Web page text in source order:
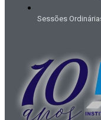
Sessões